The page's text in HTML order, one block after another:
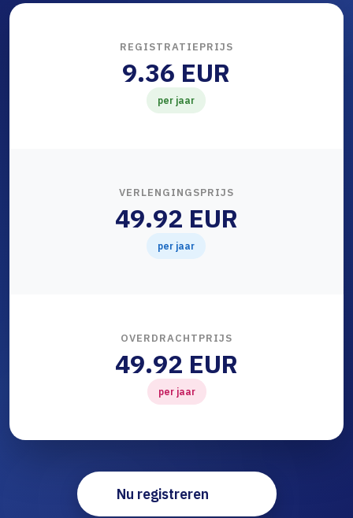
REGISTRATIEPRIJS
9.36 EUR
per jaar
VERLENGINGSPRIJS
49.92 EUR
per jaar
OVERDRACHTPRIJS
49.92 EUR
per jaar
Nu registreren